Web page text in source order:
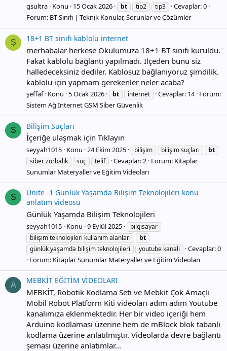
gsultra Konu 15 Ocak 2026 bt tip2 tip3
Cevaplar: 0
Forum: BT Sınıfı | Teknik Konular, Sorunlar ve Çözümler
Ş 18+1 BT sınıfı kablolu internet
merhabalar herkese Okulumuza 18+1 BT sınıfı kuruldu.
Fakat kablolu bağlantı yapılmadı. İlçeden bunu siz
halledeceksiniz dediler. Kablosuz bağlanıyoruz şimdilik.
kablolu için yapmam gerekenler neler acaba?
şeffaf Konu 5 Ocak 2026 bt internet Cevaplar: 14 Forum:
Sistem Ağ İnternet GSM Siber Güvenlik
S Bilişim Suçları
İçeriğe ulaşmak için Tıklayın
seyyah1015 Konu 24 Ekim 2025 bilişim bilişim suçları
bt
siber zorbalık
suç telif Cevaplar: 2 Forum: Kitaplar
Sunumlar Materyaller ve Eğitim Videoları
S
Ünite -1 Günlük Yaşamda Bilişim Teknolojileri konu
anlatım videosu
Günlük Yaşamda Bilişim Teknolojileri
seyyah1015 Konu 9 Eylül 2025
bilgisayar
bilişim teknolojileri kullanım alanları
bt
günlük yaşamda bilişim teknolojileri
youtube kanalı
Cevaplar: 0
Forum: Kitaplar Sunumlar Materyaller ve Eğitim Videoları
A MEBKİT EĞİTİM VİDEOLARI
MEBKİT, Robotik Kodlama Seti ve Mebkit Çok Amaçlı
Mobil Robot Platform Kiti videoları adım adım Youtube
kanalımıza eklenmektedir. Her bir video içeriği hem
Arduino kodlaması üzerine hem de mBlock blok tabanlı
kodlama üzerine anlatılmıştır. Videolarda devre bağlantı
şeması üzerine anlatımlar...